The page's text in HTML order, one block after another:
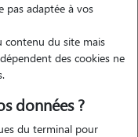
pas adaptée à vos
contenu du site mais
des cookies ne
données ?
du terminal pour